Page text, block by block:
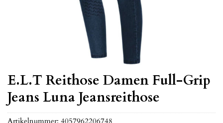
E.L.T Reithose Damen Full-Grip
Jeans Luna Jeansreithose